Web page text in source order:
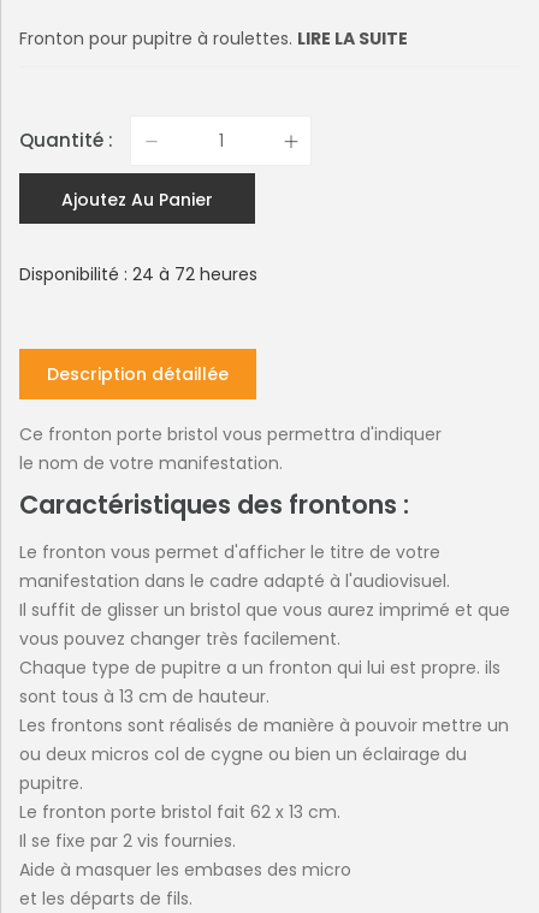
Fronton pour pupitre à roulettes. LIRE LA SUITE
Quantité :
Ajoutez Au Panier
Disponibilité : 24 à 72 heures
Description détaillée
Ce fronton porte bristol vous permettra d'indiquer
le nom de votre manifestation.
Caractéristiques des frontons :
Le fronton vous permet d'afficher le titre de votre
manifestation dans le cadre adapté à l'audiovisuel.
Il suffit de glisser un bristol que vous aurez imprimé et que
vous pouvez changer très facilement.
Chaque type de pupitre a un fronton qui lui est propre. ils
sont tous à 13 cm de hauteur.
Les frontons sont réalisés de manière à pouvoir mettre un
ou deux micros col de cygne ou bien un éclairage du
pupitre.
Le fronton porte bristol fait 62 x 13 cm.
Il se fixe par 2 vis fournies.
Aide à masquer les embases des micro
et les départs de fils.